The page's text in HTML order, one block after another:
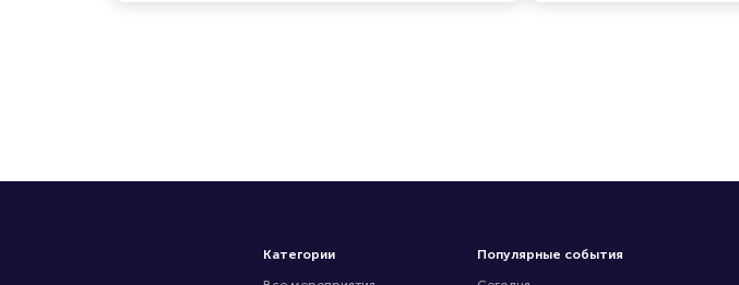
Категории
Популярные события